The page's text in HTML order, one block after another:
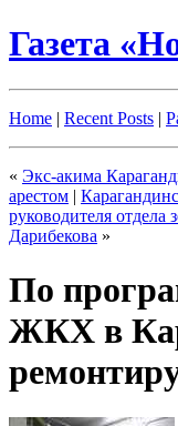
Газета
Home | Recent Posts |
« Экс-акима
арестом |
руководителя
Дарибекова »
По
ЖКХ в